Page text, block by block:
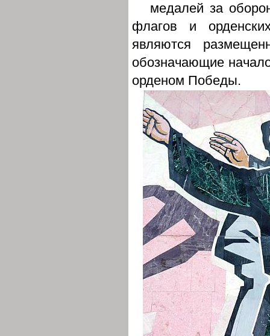
медалей за
флагов и
являются
обозначающие
орденом Победы.